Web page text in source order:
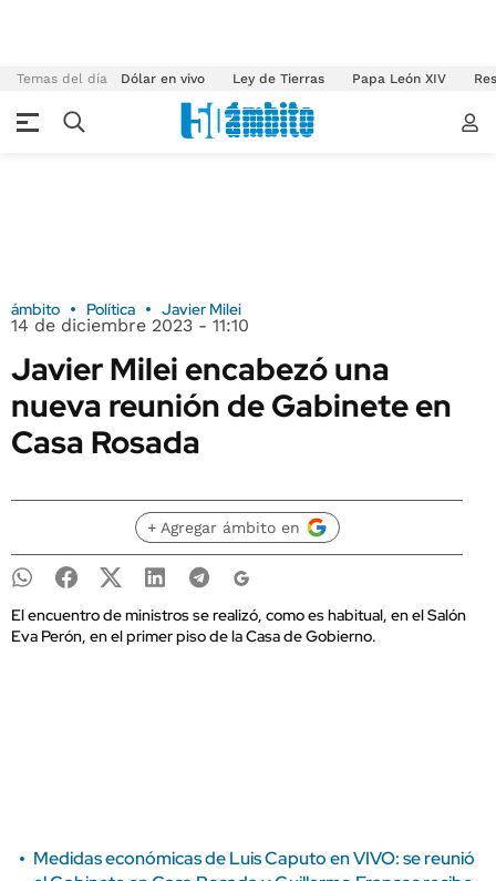
Temas del día Dólar en vivo Ley de Tierras Papa León XIV
ámbito Política Javier Milei
14 de diciembre 2023 - 11:10
Javier Milei encabezó una
nueva reunión de Gabinete en
Casa Rosada
+ Agregar ámbito en
El encuentro de ministros se realizó, como es habitual, en el Salón
Eva Perón, en el primer piso de la Casa de Gobierno.
Medidas económicas de Luis Caputo en VIVO: se reunió